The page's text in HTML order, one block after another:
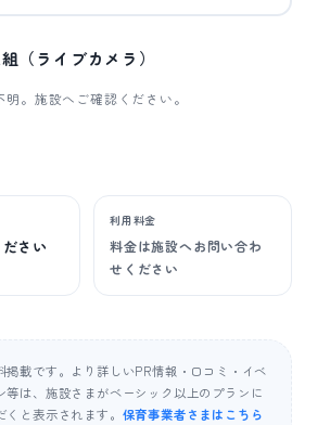
（ライブカメラ）
。施設へご確認ください。
さい
利用料金
料金は施設へお問い合わ
せください
掲載です。より詳しいPR情報・口コミ・イベ
等は、施設さまがベーシック以上のプランに
と表示されます。 保育事業者さまはこちら